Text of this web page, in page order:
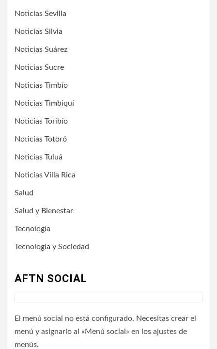
Noticias Sevilla
Noticias Silvia
Noticias Suárez
Noticias Sucre
Noticias Timbío
Noticias Timbiquí
Noticias Toribío
Noticias Totoró
Noticias Tuluá
Noticias Villa Rica
Salud
Salud y Bienestar
Tecnología
Tecnología y Sociedad
AFTN SOCIAL
El menú social no está configurado. Necesitas crear el
menú y asignarlo al «Menú social» en los ajustes de
menús.